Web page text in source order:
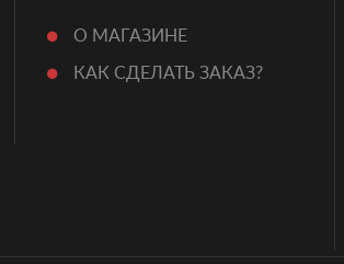
О МАГАЗИНЕ
КАК СДЕЛАТЬ ЗАКАЗ?